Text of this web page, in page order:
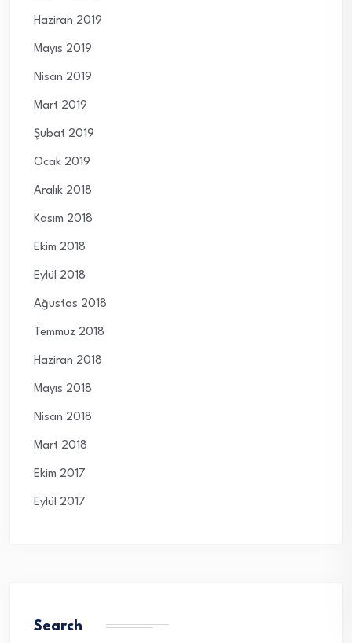
Haziran 2019
Mayıs 2019
Nisan 2019
Mart 2019
Şubat 2019
Ocak 2019
Aralık 2018
Kasım 2018
Ekim 2018
Eylül 2018
Ağustos 2018
Temmuz 2018
Haziran 2018
Mayıs 2018
Nisan 2018
Mart 2018
Ekim 2017
Eylül 2017
Search